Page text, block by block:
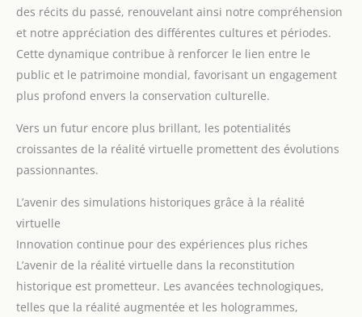
des récits du passé, renouvelant ainsi notre compréhension
et notre appréciation des différentes cultures et périodes.
Cette dynamique contribue à renforcer le lien entre le
public et le patrimoine mondial, favorisant un engagement
plus profond envers la conservation culturelle.
Vers un futur encore plus brillant, les potentialités
croissantes de la réalité virtuelle promettent des évolutions
passionnantes.
L’avenir des simulations historiques grâce à la réalité
virtuelle
Innovation continue pour des expériences plus riches
L’avenir de la réalité virtuelle dans la reconstitution
historique est prometteur. Les avancées technologiques,
telles que la réalité augmentée et les hologrammes,